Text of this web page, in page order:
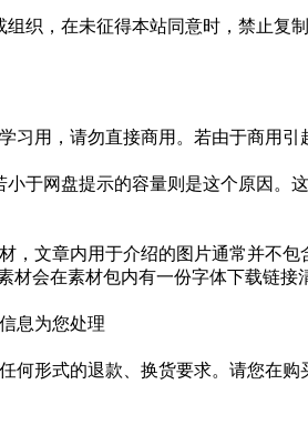
织，在未征得本站同意时，禁止
用，请勿直接商用。若由于商用
于网盘提示的容量则是这个原因。
文章内用于介绍的图片通常并不
会在素材包内有一份字体下载链接
息为您处理
形式的退款、换货要求。请您在